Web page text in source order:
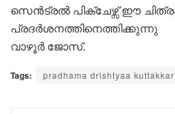
സെൻട്രൽ പിക്ചേഴ്സ് ഈ
പ്രദർശനത്തിനെത്തിക്കുന്നു
വാഴൂർ ജോസ്.
Tags: pradhama drishtyaa kuttakkar